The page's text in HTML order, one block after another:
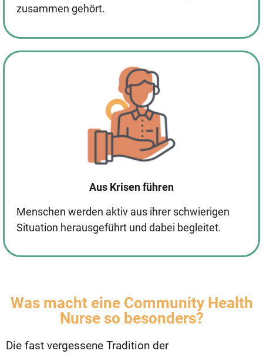
zusammen gehört.
Aus Krisen führen
Menschen werden aktiv aus ihrer schwierigen
Situation herausgeführt und dabei begleitet.
Was macht eine Community Health
Nurse so besonders?​
Die fast vergessene Tradition der